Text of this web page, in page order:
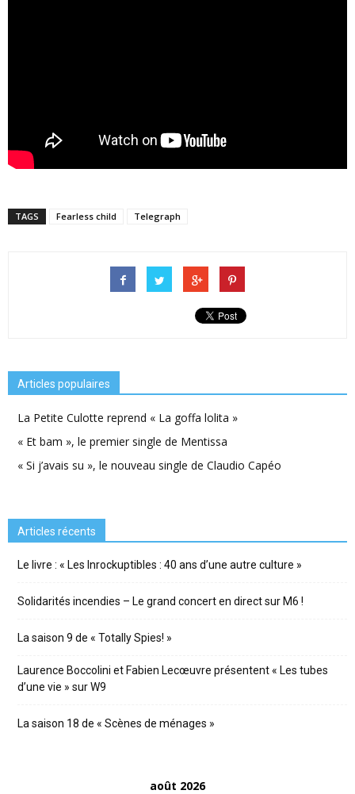
TAGS Fearless child Telegraph
Articles populaires
La Petite Culotte reprend « La goffa lolita »
« Et bam », le premier single de Mentissa
« Si j’avais su », le nouveau single de Claudio Capéo
Articles récents
Le livre : « Les Inrockuptibles : 40 ans d’une autre culture »
Solidarités incendies – Le grand concert en direct sur M6 !
La saison 9 de « Totally Spies! »
Laurence Boccolini et Fabien Lecœuvre présentent « Les tubes
d’une vie » sur W9
La saison 18 de « Scènes de ménages »
août 2026